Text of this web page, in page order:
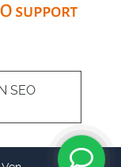
support
SEO